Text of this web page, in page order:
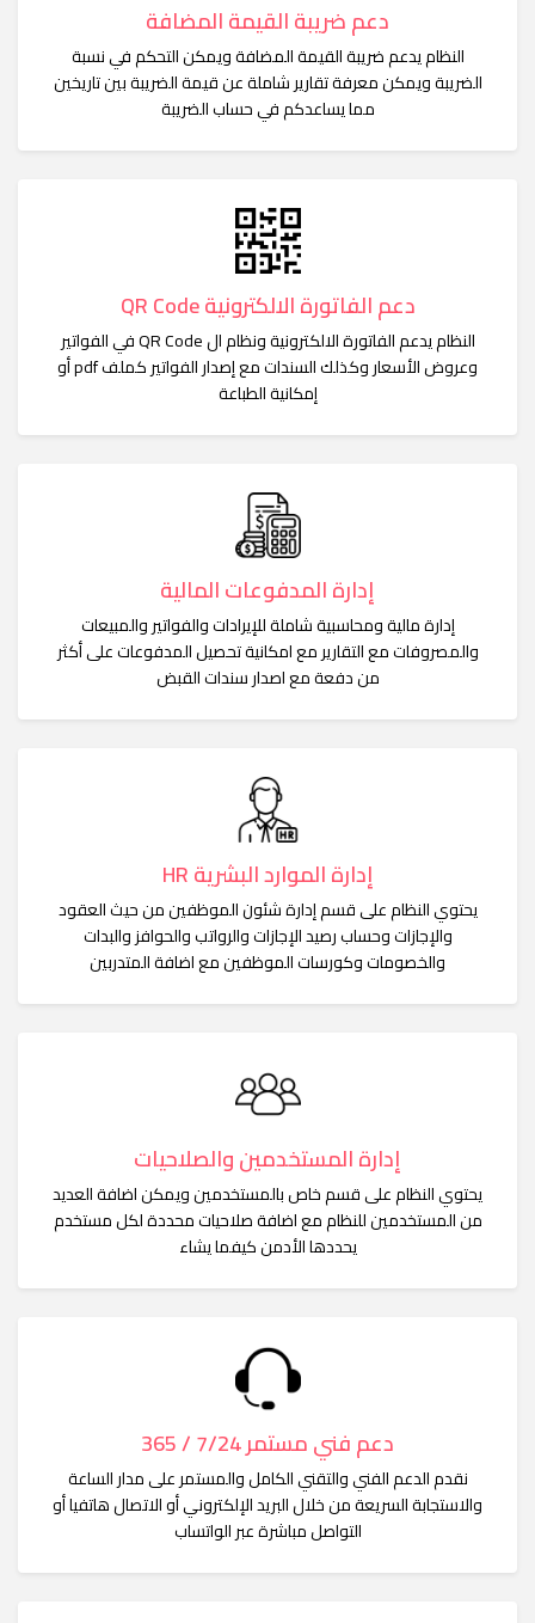
دعم ضريبة القيمة المضافة
النظام يدعم ضريبة القيمة المضافة ويمكن التحكم في نسبة
الضريبة ويمكن معرفة تقارير شاملة عن قيمة الضريبة بين تاريخين
مما يساعدكم في حساب الضريبة
دعم الفاتورة الالكترونية QR Code
النظام يدعم الفاتورة الالكترونية ونظام ال QR Code في الفواتير
وعروض الأسعار وكذلك السندات مع إصدار الفواتير كملف pdf أو
إمكانية الطباعة
إدارة المدفوعات المالية
إدارة مالية ومحاسبية شاملة للإيرادات والفواتير والمبيعات
والمصروفات مع التقارير مع امكانية تحصيل المدفوعات على أكثر
من دفعة مع اصدار سندات القبض
إدارة الموارد البشرية HR
يحتوي النظام على قسم إدارة شئون الموظفين من حيث العقود
والإجازات وحساب رصيد الإجازات والرواتب والحوافز والبدات
والخصومات وكورسات الموظفين مع اضافة المتدربين
إدارة المستخدمين والصلاحيات
يحتوي النظام على قسم خاص بالمستخدمين ويمكن اضافة العديد
من المستخدمين للنظام مع اضافة صلاحيات محددة لكل مستخدم
يحددها الأدمن كيفما يشاء
دعم فني مستمر 7/24 / 365
نقدم الدعم الفني والتقني الكامل والمستمر على مدار الساعة
والاستجابة السريعة من خلال البريد الإلكتروني أو الاتصال هاتفيا أو
التواصل مباشرة عبر الواتساب